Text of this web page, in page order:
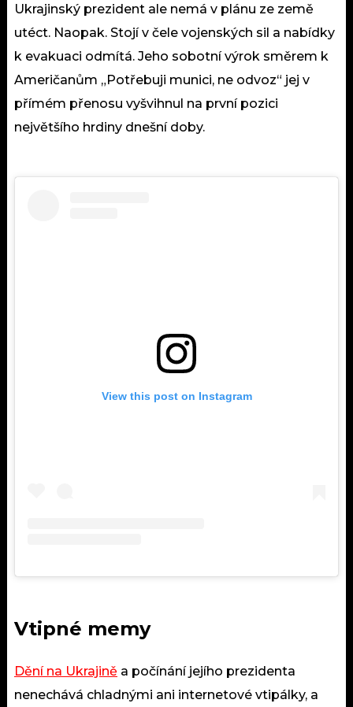
Ukrajinský prezident ale nemá v plánu ze země
utéct. Naopak. Stojí v čele vojenských sil a nabídky
k evakuaci odmítá. Jeho sobotní výrok směrem k
Američanům „Potřebuji munici, ne odvoz“ jej v
přímém přenosu vyšvihnul na první pozici
největšího hrdiny dnešní doby.
View this post on Instagram
Vtipné memy
Dění na Ukrajině a počínání jejího prezidenta
nenechává chladnými ani internetové vtipálky, a